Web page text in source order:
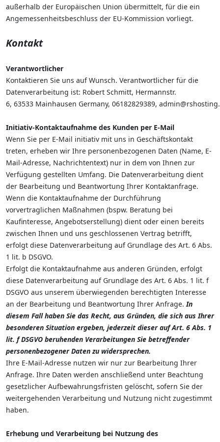
außerhalb der Europäischen Union übermittelt, für die ein
Angemessenheitsbeschluss der EU-Kommission vorliegt.
Kontakt
Verantwortlicher
Kontaktieren Sie uns auf Wunsch. Verantwortlicher für die
Datenverarbeitung ist: Robert Schmitt, Hermannstr.
6, 63533 Mainhausen Germany, 06182829389,
Initiativ-Kontaktaufnahme des Kunden per E-Mail
Wenn Sie per E-Mail initiativ mit uns in Geschäftskontakt
treten, erheben wir Ihre personenbezogenen Daten (Name, E-
Mail-Adresse, Nachrichtentext) nur in dem von Ihnen zur
Verfügung gestellten Umfang. Die Datenverarbeitung dient
der Bearbeitung und Beantwortung Ihrer Kontaktanfrage.
Wenn die Kontaktaufnahme der Durchführung
vorvertraglichen Maßnahmen (bspw. Beratung bei
Kaufinteresse, Angebotserstellung) dient oder einen bereits
zwischen Ihnen und uns geschlossenen Vertrag betrifft,
erfolgt diese Datenverarbeitung auf Grundlage des Art. 6 Abs.
1 lit. b DSGVO.
Erfolgt die Kontaktaufnahme aus anderen Gründen, erfolgt
diese Datenverarbeitung auf Grundlage des Art. 6 Abs. 1 lit. f
DSGVO aus unserem überwiegenden berechtigten Interesse
an der Bearbeitung und Beantwortung Ihrer Anfrage.In
diesem Fall haben Sie das Recht, aus Gründen, die sich aus Ihrer
besonderen Situation ergeben, jederzeit dieser auf Art. 6 Abs. 1
lit. f DSGVO beruhenden Verarbeitungen Sie betreffender
personenbezogener Daten zu widersprechen.
Ihre E-Mail-Adresse nutzen wir nur zur Bearbeitung Ihrer
Anfrage. Ihre Daten werden anschließend unter Beachtung
gesetzlicher Aufbewahrungsfristen gelöscht, sofern Sie der
weitergehenden Verarbeitung und Nutzung nicht zugestimmt
haben.
Erhebung und Verarbeitung bei Nutzung des